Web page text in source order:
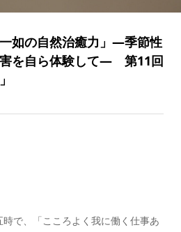
一如の自然治癒力」―季節性
害を自ら体験して― 第11回
で、「こころよく我に働く仕事あ